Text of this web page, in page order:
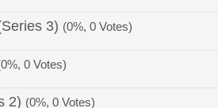
3) (0%, 0 Votes)
0 Votes)
2) (0%, 0 Votes)